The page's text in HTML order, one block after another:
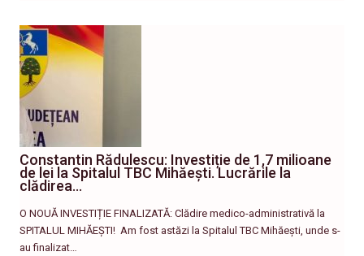
Constantin Rădulescu: Investiție de 1,7 milioane
de lei la Spitalul TBC Mihăești. Lucrările la
clădirea…
O NOUĂ INVESTIȚIE FINALIZATĂ: Clădire medico-administrativă la
SPITALUL MIHĂEȘTI! ​ Am fost astăzi la Spitalul TBC Mihăești, unde s-
au finalizat…